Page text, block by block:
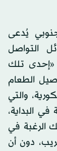
يُدعى
التواصل
«إحدى تلك
الطعام
والتي
البداية،
الرغبة في
دون أن